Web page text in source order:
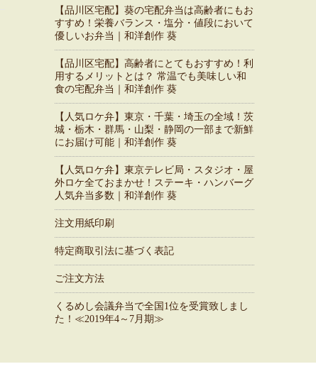
【品川区宅配】葵の宅配弁当は高齢者にもお
すすめ！栄養バランス・塩分・値段において
優しいお弁当｜和洋創作 葵
【品川区宅配】高齢者にとてもおすすめ！利
用するメリットとは？ 常温でも美味しい和
食の宅配弁当｜和洋創作 葵
【人気ロケ弁】東京・千葉・埼玉の全域！茨
城・栃木・群馬・山梨・静岡の一部まで新鮮
にお届け可能｜和洋創作 葵
【人気ロケ弁】東京テレビ局・スタジオ・屋
外ロケ全ておまかせ！ステーキ・ハンバーグ
人気弁当多数｜和洋創作 葵
注文用紙印刷
特定商取引法に基づく表記
ご注文方法
くるめし会議弁当で全国1位を受賞致しまし
た！≪2019年4～7月期≫